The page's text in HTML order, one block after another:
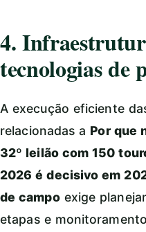
4.
tecnologias de
A execução eficiente
relacionadas a Por que
32º leilão com 150
2026 é decisivo em
de campoexige
etapas e